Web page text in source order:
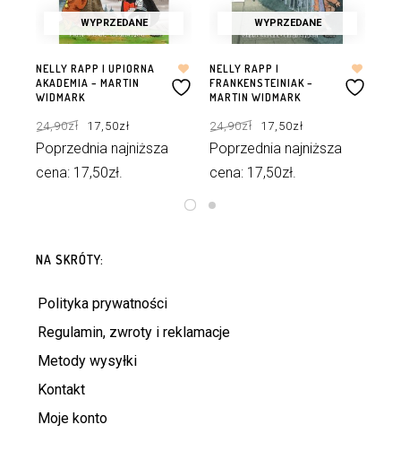
WYPRZEDANE
NELLY RAPP I UPIORNA
AKADEMIA – MARTIN
WIDMARK
24,90zł cena
wynosiła:
24,90zł.
17,50złcena
17,50zł.
Poprzednia najniższa
cena: 17,50zł.
WYPRZEDANE
NELLY RAPP I
FRANKENSTEINIAK –
MARTIN WIDMARK
24,90zł cena
wynosiła:
24,90zł.
17,50złcena
17,50zł.
Poprzednia najniższa
cena: 17,50zł.
NA SKRÓTY:
Polityka prywatności
Regulamin, zwroty i reklamacje
Metody wysyłki
Kontakt
Moje konto